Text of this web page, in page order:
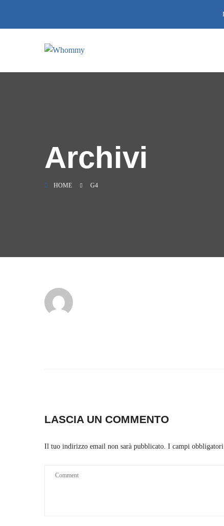
Archivi
HOME G4
LASCIA UN COMMENTO
Il tuo indirizzo email non sarà pubblicato. I campi obbligatori